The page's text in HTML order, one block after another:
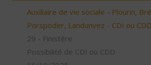
Auxiliaire de vie sociale - Plourin,
Porspoder, Landunvez - CDI ou
29 - Finistère
Possibilité de CDI ou CDD